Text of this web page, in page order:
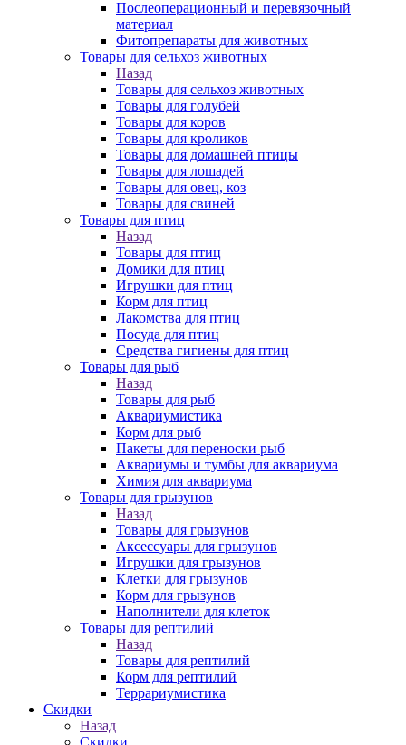
Послеоперационный и перевязочный
материал
Фитопрепараты для животных
Товары для сельхоз животных
Назад
Товары для сельхоз животных
Товары для голубей
Товары для коров
Товары для кроликов
Товары для домашней птицы
Товары для лошадей
Товары для овец, коз
Товары для свиней
Товары для птиц
Назад
Товары для птиц
Домики для птиц
Игрушки для птиц
Корм для птиц
Лакомства для птиц
Посуда для птиц
Средства гигиены для птиц
Товары для рыб
Назад
Товары для рыб
Аквариумистика
Корм для рыб
Пакеты для переноски рыб
Аквариумы и тумбы для аквариума
Химия для аквариума
Товары для грызунов
Назад
Товары для грызунов
Аксессуары для грызунов
Игрушки для грызунов
Клетки для грызунов
Корм для грызунов
Наполнители для клеток
Товары для рептилий
Назад
Товары для рептилий
Корм для рептилий
Террариумистика
Скидки
Назад
Скидки